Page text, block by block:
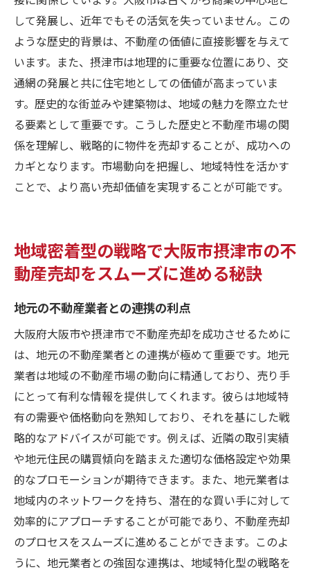
して発展し、近年でもその活気を失っていません。この
ような歴史的背景は、不動産の価値に直接影響を与えて
います。また、摂津市は地理的に重要な位置にあり、交
通網の発展と共に住宅地としての価値が高まっていま
す。歴史的な街並みや建築物は、地域の魅力を際立たせ
る要素として重要です。こうした歴史と不動産市場の関
係を理解し、戦略的に物件を売却することが、成功への
カギとなります。市場動向を把握し、地域特性を活かす
ことで、より高い売却価値を実現することが可能です。
地域密着型の戦略で大阪市摂津市の不
動産売却をスムーズに進める秘訣
地元の不動産業者との連携の利点
大阪府大阪市や摂津市で不動産売却を成功させるために
は、地元の不動産業者との連携が極めて重要です。地元
業者は地域の不動産市場の動向に精通しており、売り手
にとって有利な情報を提供してくれます。彼らは地域特
有の需要や価格動向を熟知しており、それを基にした戦
略的なアドバイスが可能です。例えば、近隣の取引実績
や地元住民の購買傾向を踏まえた適切な価格設定や効果
的なプロモーションが期待できます。また、地元業者は
地域内のネットワークを持ち、潜在的な買い手に対して
効率的にアプローチすることが可能であり、不動産売却
のプロセスをスムーズに進めることができます。このよ
うに、地元業者との強固な連携は、地域特化型の戦略を